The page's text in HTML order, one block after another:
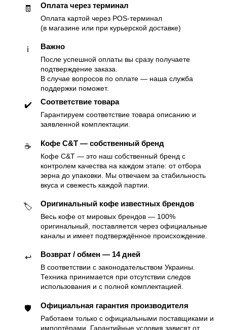
🧾 Оплата через терминал
Оплата картой через POS-терминал
(в магазине или при курьерской доставке)
ℹ️ Важно
После успешной оплаты вы сразу получаете
подтверждение заказа.
В случае вопросов по оплате — наша служба
поддержки поможет.
✔️ Соответствие товара
Гарантируем соответствие товара описанию и
заявленной комплектации.
☕️ Кофе C&T — собственный бренд
Кофе C&T — это наш собственный бренд с
контролем качества на каждом этапе: от отбора
зерна до упаковки. Мы отвечаем за стабильность
вкуса и свежесть каждой партии.
🏷 Оригинальный кофе известных брендов
Весь кофе от мировых брендов — 100%
оригинальный, поставляется через официальные
каналы и имеет подтверждённое происхождение.
↩️ Возврат / обмен — 14 дней
В соответствии с законодательством Украины.
Техника принимается при отсутствии следов
использования и с полной комплектацией.
🛡 Официальная гарантия производителя
Работаем только с официальными поставщиками и
импортёрами. Гарантийные условия зависят от